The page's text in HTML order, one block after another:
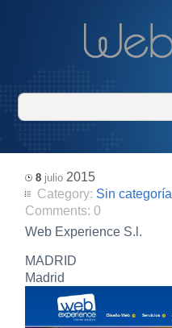
8 julio 2015
Category: Sin categoría
Comments:0
Web Experience S.l.
MADRID
Madrid